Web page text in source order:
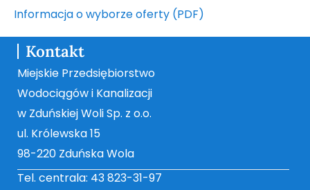
Informacja o wyborze oferty (PDF)
Kontakt
Miejskie Przedsiębiorstwo
Wodociągów i Kanalizacji
w Zduńskiej Woli Sp. z o.o.
ul. Królewska 15
98-220 Zduńska Wola
Tel. centrala: 43 823-31-97